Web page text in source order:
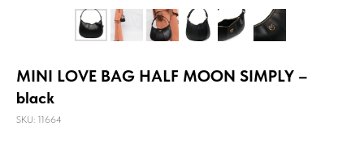
MINI LOVE BAG HALF MOON SIMPLY –
black
SKU: 11664